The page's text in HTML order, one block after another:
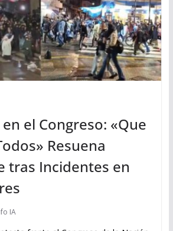
el Congreso: «Que
Resuena
tras Incidentes en
IA